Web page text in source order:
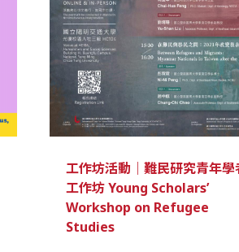
工作坊活動｜難民研究青年學
工作坊 Young Scholars’
Workshop on Refugee
Studies